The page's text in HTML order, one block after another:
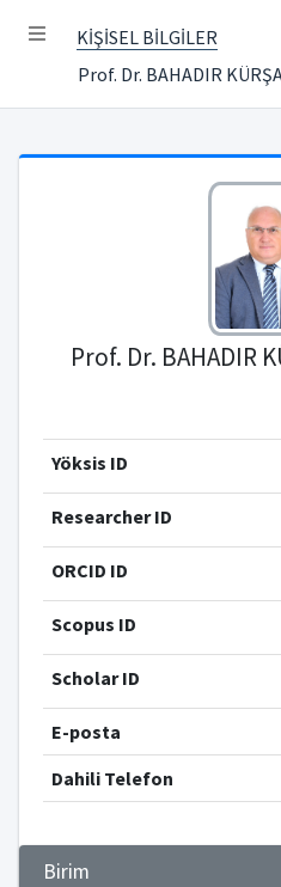
KİŞİSEL BİLGİLER
Prof. Dr. BAHADIR
Prof. Dr. BAHADIR
Yöksis ID
Researcher ID
ORCID ID
Scopus ID
Scholar ID
E-posta
Dahili Telefon
Birim